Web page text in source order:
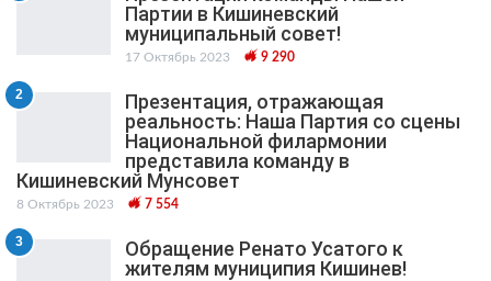
Партии в Кишиневский
муниципальный cовет!
17 Октябрь 2023 9 290
2
Презентация, отражающая
реальность: Наша Партия со сцены
Национальной филармонии
представила команду в
Кишиневский Мунсовет
8 Октябрь 2023 7 554
3
Обращение Ренато Усатого к
жителям муниципия Кишинев!